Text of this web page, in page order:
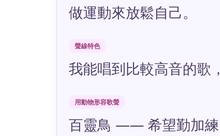
做運動來放鬆自己。
聲線特色
我能唱到比較高音的歌
用動物形容歌聲
百靈鳥 —— 希望勤加練